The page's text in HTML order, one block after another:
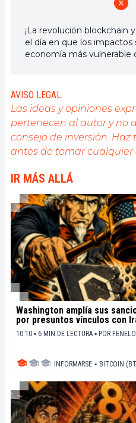
¡La revolución blockchain
el día en que los impactos
economía más vulnerable
AVISO LEGAL
Las ideas y opiniones
pertenecen al autor y no
consejo de inversión.
antes de tomar cualquier
IR MÁS ALLÁ
Washington amplía sus
por presuntos vínculos con
10:10 ▪ 6 MIN DE LECTURA ▪ POR
INFORMARSE ▪ BITCOIN